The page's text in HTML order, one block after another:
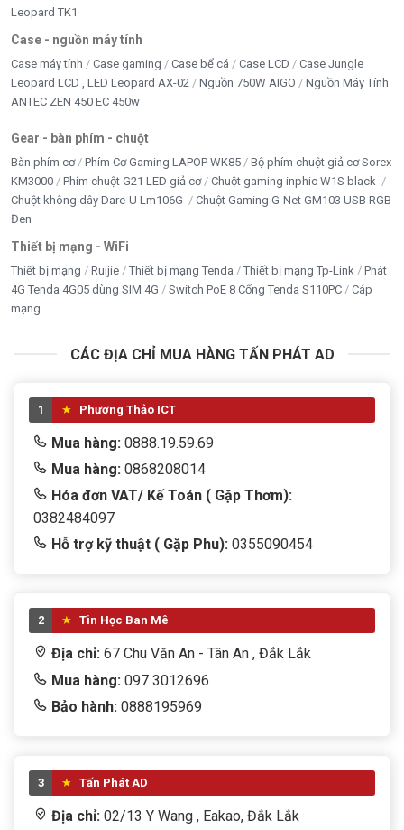
Movespeed
Năng Lượng Mặt Trời
Nguồn PC giá tốt
Nhà Thông Minh
Sạc dự phòng- củ sạc - dây sạc
TẢN NHIỆT - FAN - LED
THIẾT BỊ LƯU TRỮ
THIẾT BỊ MẠNG - WIFI
Thiết bị thông minh
Thiết bị văn phòng
TRANG PHỤC
TRÒ CHƠI TRẺ EM
WEB CAM
Leopard TK1
Case - nguồn máy tính
Case máy tính Case gaming Case bể cá Case LCD
Case Jungle
Leopard LCD , LED Leopard AX-02
Nguồn 750W AIGO
Nguồn Máy Tính
ANTEC ZEN 450 EC 450w
Gear - bàn phím - chuột
Bàn phím cơ Phím Cơ Gaming LAPOP WK85
Bộ phím chuột giả cơ Sorex
KM3000
Phím chuột G21 LED giả cơ
Chuột gaming inphic W1S black
Chuột không dây Dare-U Lm106G
Chuột Gaming G-Net GM103 USB RGB
Đen
Thiết bị mạng - WiFi
Thiết bị mạng Ruijie Thiết bị mạng Tenda Thiết bị mạng Tp-Link
Phát
4G Tenda 4G05 dùng SIM 4G
Switch PoE 8 Cổng Tenda S110PC
Cáp
mạng
CÁC ĐỊA CHỈ MUA HÀNG TẤN PHÁT AD
1 Phương Thảo ICT
Mua hàng: 0888.19.59.69
Mua hàng: 0868208014
Hóa đơn VAT/ Kế Toán ( Gặp Thơm):
0382484097
Hỗ trợ kỹ thuật ( Gặp Phu): 0355090454
2 Tin Học Ban Mê
Địa chỉ: 67 Chu Văn An - Tân An , Đắk Lắk
Mua hàng: 097 3012696
Bảo hành: 0888195969
3 Tấn Phát AD
Địa chỉ: 02/13 Y Wang , Eakao, Đắk Lắk